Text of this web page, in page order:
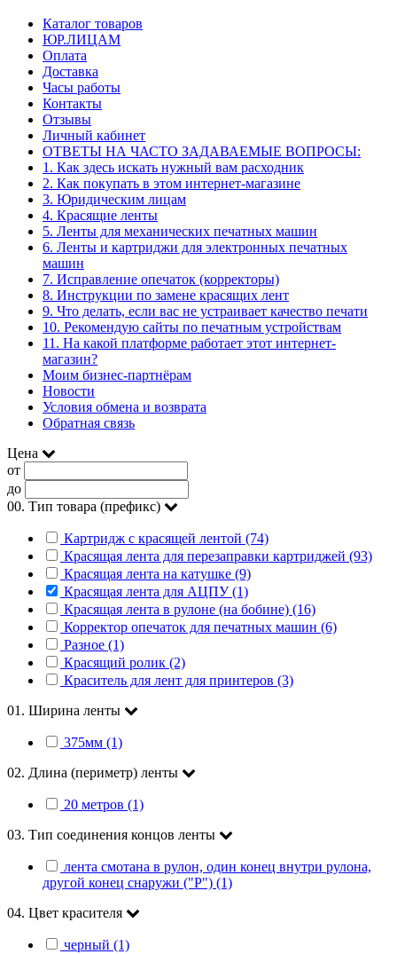
Каталог товаров
ЮР.ЛИЦАМ
Оплата
Доставка
Часы работы
Контакты
Отзывы
Личный кабинет
ОТВЕТЫ НА ЧАСТО ЗАДАВАЕМЫЕ ВОПРОСЫ:
1. Как здесь искать нужный вам расходник
2. Как покупать в этом интернет-магазине
3. Юридическим лицам
4. Красящие ленты
5. Ленты для механических печатных машин
6. Ленты и картриджи для электронных печатных
машин
7. Исправление опечаток (корректоры)
8. Инструкции по замене красящих лент
9. Что делать, если вас не устраивает качество печати
10. Рекомендую сайты по печатным устройствам
11. На какой платформе работает этот интернет-
магазин?
Моим бизнес-партнёрам
Новости
Условия обмена и возврата
Обратная связь
Цена
от
до
00. Тип товара (префикс)
Картридж с красящей лентой (74)
Красящая лента для перезаправки картриджей (93)
Красящая лента на катушке (9)
Красящая лента для АЦПУ (1)
Красящая лента в рулоне (на бобине) (16)
Корректор опечаток для печатных машин (6)
Разное (1)
Красящий ролик (2)
Краситель для лент для принтеров (3)
01. Ширина ленты
375мм (1)
02. Длина (периметр) ленты
20 метров (1)
03. Тип соединения концов ленты
лента смотана в рулон, один конец внутри рулона,
другой конец снаружи ("Р") (1)
04. Цвет красителя
черный (1)